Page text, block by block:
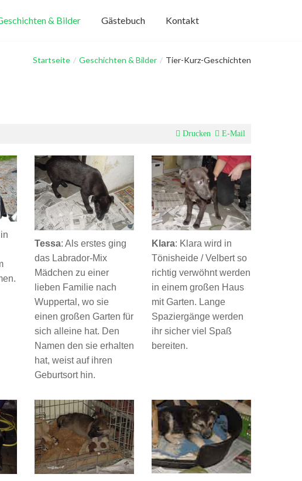
& Bilder Gästebuch Kontakt
Startseite / Geschichten & Bilder / Tier-Kurz-Geschichten
Drucken E-Mail
Tessa: Als erstes ging
das Labrador-Mix
Mädchen zu einer
lieben Familie nach
Wuppertal, wo sie
einen großen Garten für
sich alleine hat. Den
Namen den sie erhalten
hat, weist auf ihren
Geburtsort hin.
Klara: Klara wird in
Tönisheide / Velbert so
richtig verwöhnt werden
in einem großen Haus
mit Garten. Lange
Spaziergänge werden
ihr sicher viel Spaß
bereiten.